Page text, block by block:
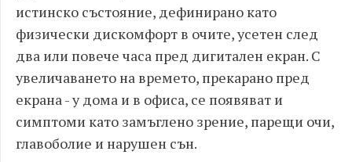
истинско състояние, дефинирано като
физически дискомфорт в очите, усетен след
два или повече часа пред дигитален екран. С
увеличаването на времето, прекарано пред
екрана - у дома и в офиса, се появяват и
симптоми като замъглено зрение, парещи очи,
главоболие и нарушен сън.